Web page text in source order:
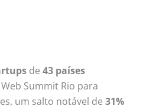
de 43 países
Summit Rio para
um salto notável de 31%